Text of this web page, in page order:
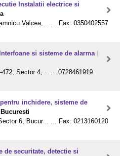
Instalatii electrice si
Valcea, .. ... Fax: 0350402557
si sisteme de alarma
472, Sector 4, .. ... 0728461919
inchidere, sisteme de
Bucuresti
6, Bucur .. ... Fax: 0213160120
de securitate, detectie si